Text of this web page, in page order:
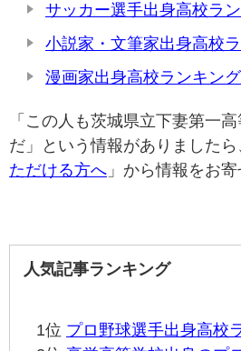
サッカー選手出身高校ラ
小説家・文筆家出身高校
漫画家出身高校ランキング
「この人も茨城県立下妻第一
だ」という情報がありました
ただける方へ 」から情報をお寄
人気記事ランキング
1位 プロ野球選手出身高校